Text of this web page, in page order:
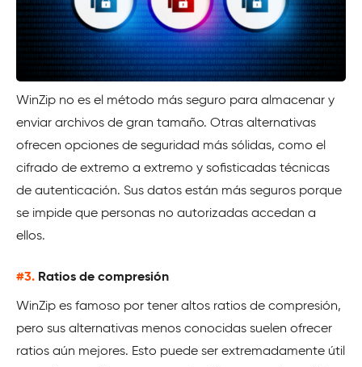
WinZip no es el método más seguro para almacenar y
enviar archivos de gran tamaño. Otras alternativas
ofrecen opciones de seguridad más sólidas, como el
cifrado de extremo a extremo y sofisticadas técnicas
de autenticación. Sus datos están más seguros porque
se impide que personas no autorizadas accedan a
ellos.
#3. Ratios de compresión
WinZip es famoso por tener altos ratios de compresión,
pero sus alternativas menos conocidas suelen ofrecer
ratios aún mejores. Esto puede ser extremadamente útil